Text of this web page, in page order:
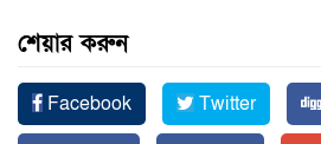
শেয়ার করুন
Facebook Twitter